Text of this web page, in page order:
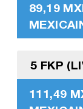
89,19
5 FKP
111,49